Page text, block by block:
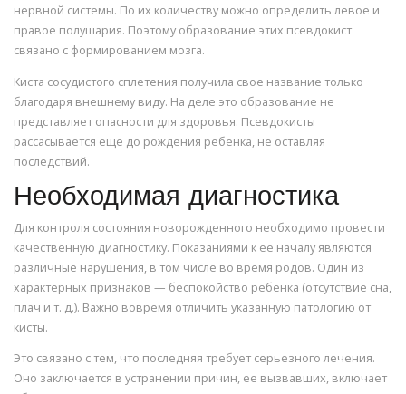
нервной системы. По их количеству можно определить левое и
правое полушария. Поэтому образование этих псевдокист
связано с формированием мозга.
Киста сосудистого сплетения получила свое название только
благодаря внешнему виду. На деле это образование не
представляет опасности для здоровья. Псевдокисты
рассасывается еще до рождения ребенка, не оставляя
последствий.
Необходимая диагностика
Для контроля состояния новорожденного необходимо провести
качественную диагностику. Показаниями к ее началу являются
различные нарушения, в том числе во время родов. Один из
характерных признаков — беспокойство ребенка (отсутствие сна,
плач и т. д.). Важно вовремя отличить указанную патологию от
кисты.
Это связано с тем, что последняя требует серьезного лечения.
Оно заключается в устранении причин, ее вызвавших, включает